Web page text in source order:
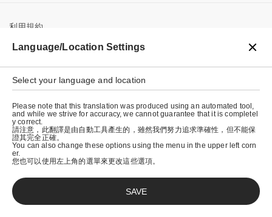
利用規約
プライバシーポリシー
特定商取引法に基づく表示
会社概要
© graniph inc.
Language/Location Settings
Select your language and location
Please note that this translation was produced using an automated tool,
and while we strive for accuracy, we cannot guarantee that it is completel
y correct.
請注意，此翻譯是由自動工具產生的，雖然我們努力追求準確性，但不能保
證其完全正確。
You can also change these options using the menu in the upper left corn
er.
您也可以使用左上角的選單來更改這些選項。
SAVE